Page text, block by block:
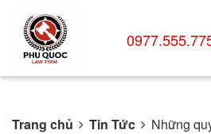
Trang chủ Tin Tức
Những